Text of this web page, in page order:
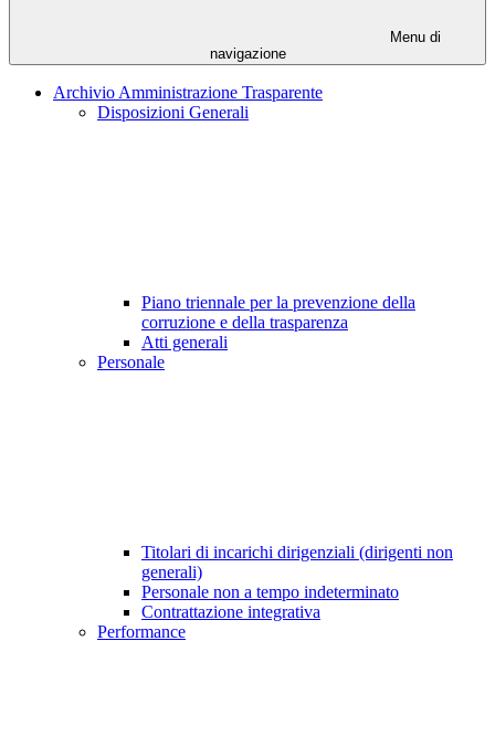
Menu di
navigazione
Archivio Amministrazione Trasparente
Disposizioni Generali
Piano triennale per la prevenzione della
corruzione e della trasparenza
Atti generali
Personale
Titolari di incarichi dirigenziali (dirigenti non
generali)
Personale non a tempo indeterminato
Contrattazione integrativa
Performance